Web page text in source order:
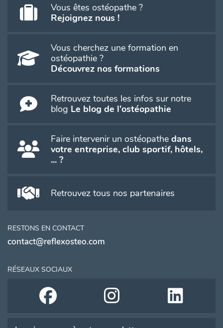
Vous êtes ostéopathe ?
Rejoignez nous !
Vous cherchez une formation en
ostéopathie ?
Découvrez nos formations
Retrouvez toutes les infos sur notre
blog Le blog de l'ostéopathie
Faire intervenir un ostéopathe dans
votre entreprise, club sportif, hôtels,
... ?
Retrouvez tous nos partenaires
RESTONS EN CONTACT
contact@reflexosteo.com
RÉSEAUX SOCIAUX